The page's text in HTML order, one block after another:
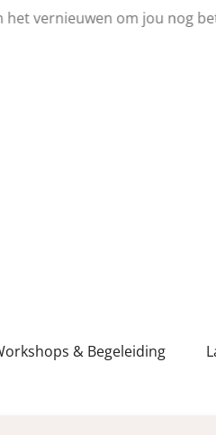
het vernieuwen om jou nog
& Begeleiding